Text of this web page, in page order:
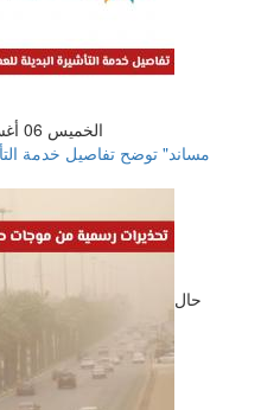
الخميس 06 أغسطس 2026 03:34 مساءً
حال